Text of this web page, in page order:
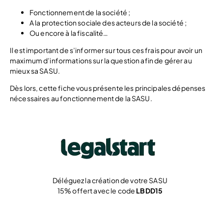
Fonctionnement de la société ;
A la protection sociale des acteurs de la société ;
Ou encore à la fiscalité…
Il est important de s’informer sur tous ces frais pour avoir un
maximum d’informations sur la question afin de gérer au
mieux sa SASU.
Dès lors, cette fiche vous présente les principales dépenses
nécessaires au fonctionnement de la SASU.
Déléguez la création de votre SASU
15% offert avec le code LBDD15